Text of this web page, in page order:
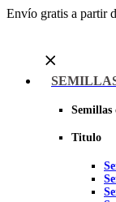
Envío gratis a partir
Titulo